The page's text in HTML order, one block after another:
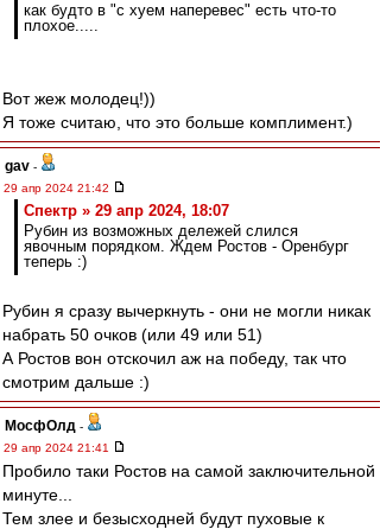
как будто в "с хуем наперевес" есть что-то
плохое.....
Вот жеж молодец!))
Я тоже считаю, что это больше комплимент.)
gav -
29 апр 2024 21:42
Спектр » 29 апр 2024, 18:07
Рубин из возможных дележей слился
явочным порядком. Ждем Ростов - Оренбург
теперь :)
Рубин я сразу вычеркнуть - они не могли никак
набрать 50 очков (или 49 или 51)
А Ростов вон отскочил аж на победу, так что
смотрим дальше :)
МосфОлд -
29 апр 2024 21:41
Пробило таки Ростов на самой заключительной
минуте...
Тем злее и безысходней будут пуховые к